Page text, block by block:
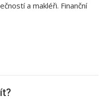
a makléři. Finanční